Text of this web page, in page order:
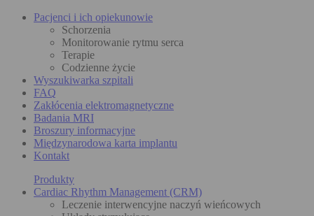
Pacjenci i ich opiekunowie
Schorzenia
Monitorowanie rytmu serca
Terapie
Codzienne życie
Wyszukiwarka szpitali
FAQ
Zakłócenia elektromagnetyczne
Badania MRI
Broszury informacyjne
Międzynarodowa karta implantu
Kontakt
Produkty
Cardiac Rhythm Management (CRM)
Leczenie interwencyjne naczyń wieńcowych